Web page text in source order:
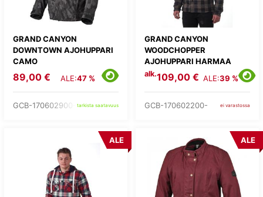
GRAND CANYON
DOWNTOWN AJOHUPPARI
CAMO
89,00 € ALE:47 %
GCB-170602900- tarkista saatavuus
GRAND CANYON
WOODCHOPPER
AJOHUPPARI HARMAA
alk.109,00 € ALE:39 %
GCB-170602200- ei varastossa
ALE ALE